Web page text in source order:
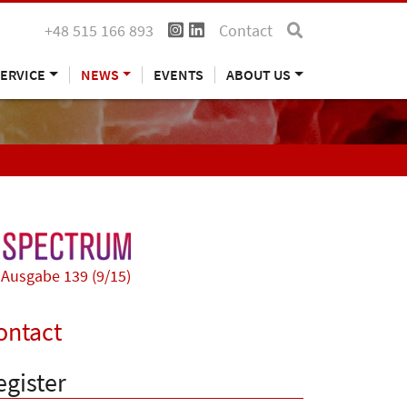
+48 515 166 893 Contact
NEWS EVENTS ABOUT US
Ausgabe 139 (9/15)